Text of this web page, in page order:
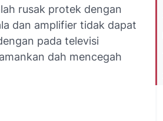
rusak protek dengan
dan amplifier tidak dapat
pada televisi
dah mencegah